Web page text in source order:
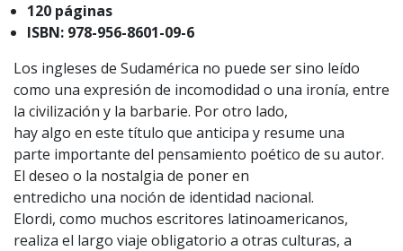
120 páginas
ISBN: 978-956-8601-09-6
Los ingleses de Sudamérica no puede ser sino leído
como una expresión de incomodidad o una ironía, entre
la civilización y la barbarie. Por otro lado,
hay algo en este título que anticipa y resume una
parte importante del pensamiento poético de su autor.
El deseo o la nostalgia de poner en
entredicho una noción de identidad nacional.
Elordi, como muchos escritores latinoamericanos,
realiza el largo viaje obligatorio a otras culturas, a